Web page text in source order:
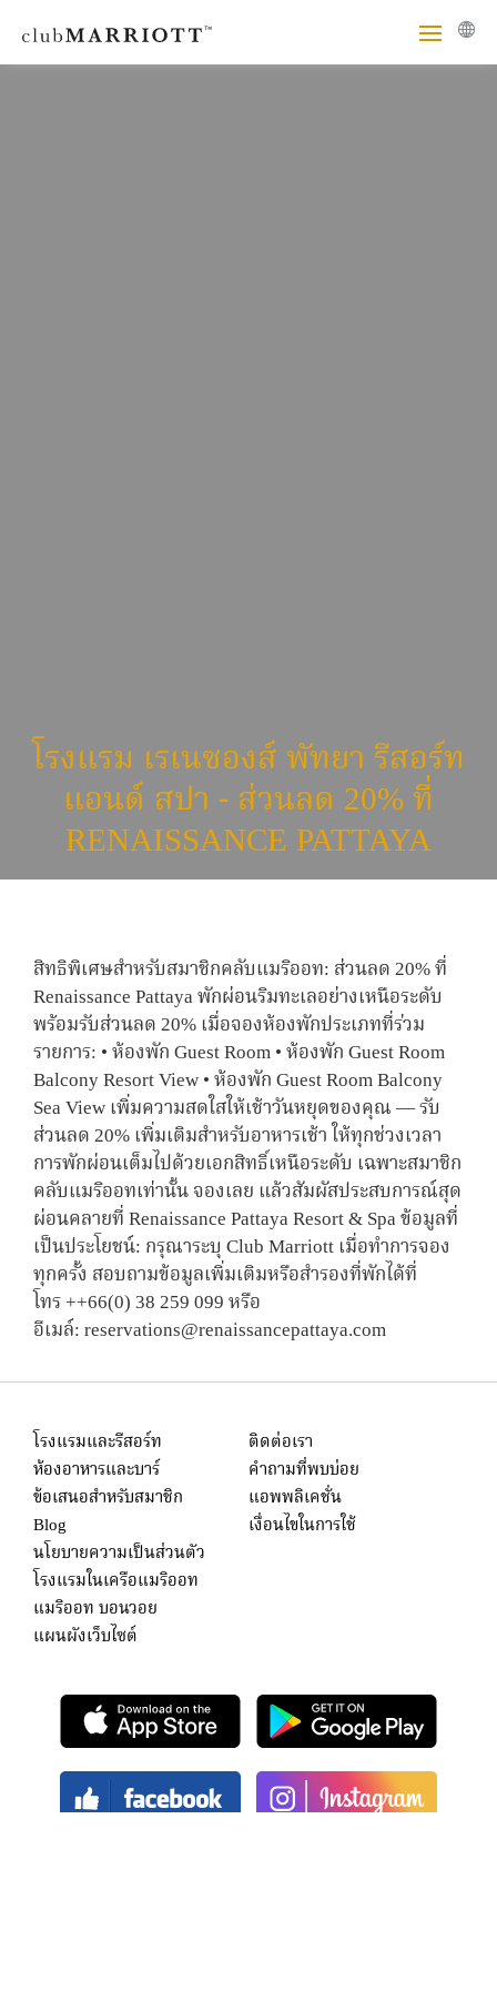
โรงแรม เรเนซองส์ พัทยา รีสอร์ท
แอนด์ สปา - ส่วนลด 20% ที่
RENAISSANCE PATTAYA
สิทธิพิเศษสำหรับสมาชิกคลับแมริออท: ส่วนลด 20% ที่
Renaissance Pattaya พักผ่อนริมทะเลอย่างเหนือระดับ
พร้อมรับส่วนลด 20% เมื่อจองห้องพักประเภทที่ร่วม
รายการ: • ห้องพัก Guest Room • ห้องพัก Guest Room
Balcony Resort View • ห้องพัก Guest Room Balcony
Sea View เพิ่มความสดใสให้เช้าวันหยุดของคุณ — รับ
ส่วนลด 20% เพิ่มเติมสำหรับอาหารเช้า ให้ทุกช่วงเวลา
การพักผ่อนเต็มไปด้วยเอกสิทธิ์เหนือระดับ เฉพาะสมาชิก
คลับแมริออทเท่านั้น จองเลย แล้วสัมผัสประสบการณ์สุด
ผ่อนคลายที่ Renaissance Pattaya Resort & Spa ข้อมูลที่
เป็นประโยชน์: กรุณาระบุ Club Marriott เมื่อทำการจอง
ทุกครั้ง สอบถามข้อมูลเพิ่มเติมหรือสำรองที่พักได้ที่
โทร ++66(0) 38 259 099 หรือ
อีเมล์: reservations@renaissancepattaya.com
โรงแรมและรีสอร์ท
ห้องอาหารและบาร์
ข้อเสนอสำหรับสมาชิก
Blog
ติดต่อเรา
คำถามที่พบบ่อย
แอพพลิเคชั่น
เงื่อนไขในการใช้
นโยบายความเป็นส่วนตัว
โรงแรมในเครือแมริออท
แมริออท บอนวอย
แผนผังเว็บไซต์